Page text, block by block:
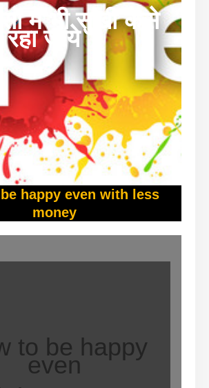
में भी सुखी कैसे
रहा जाये ?
happy even with less
money
to be happy
even